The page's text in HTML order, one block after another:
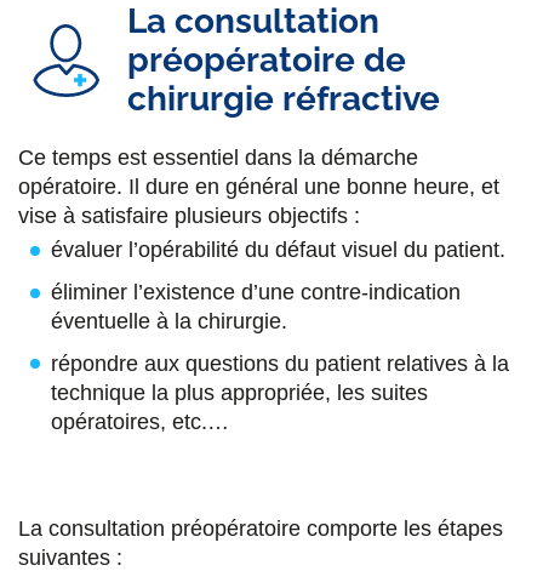
La consultation
préopératoire de
chirurgie réfractive
Ce temps est essentiel dans la démarche
opératoire. Il dure en général une bonne heure, et
vise à satisfaire plusieurs objectifs :
évaluer l’opérabilité du défaut visuel du patient.
éliminer l’existence d’une contre-indication
éventuelle à la chirurgie.
répondre aux questions du patient relatives à la
technique la plus appropriée, les suites
opératoires, etc.…
La consultation préopératoire comporte les étapes
suivantes :